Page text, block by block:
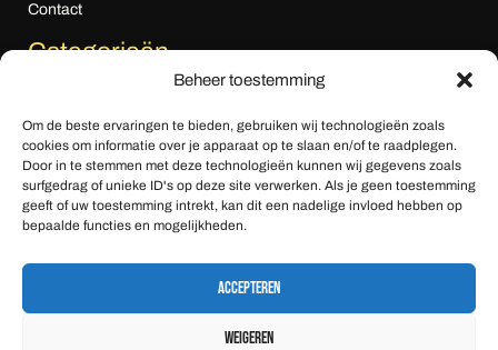
Beheer toestemming
Om de beste ervaringen te bieden, gebruiken wij technologieën zoals
cookies om informatie over je apparaat op te slaan en/of te raadplegen.
Door in te stemmen met deze technologieën kunnen wij gegevens zoals
surfgedrag of unieke ID's op deze site verwerken. Als je geen toestemming
geeft of uw toestemming intrekt, kan dit een nadelige invloed hebben op
bepaalde functies en mogelijkheden.
Accepteren
Weigeren
Contact
Categorieën
Cultuur & Media
Economie
Gezondheid & Zorg
Klimaat & Milieu
Sport